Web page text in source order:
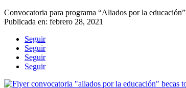
Convocatoria para programa “Aliados por la educación”
Publicada en: febrero 28, 2021
Seguir
Seguir
Seguir
Seguir